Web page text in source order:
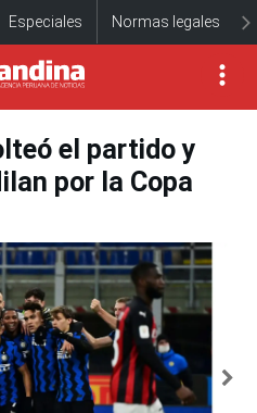
Especiales Normas legales
el partido y
por la Copa